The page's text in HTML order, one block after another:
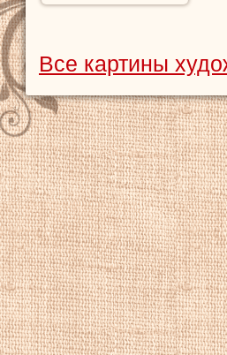
Все картины